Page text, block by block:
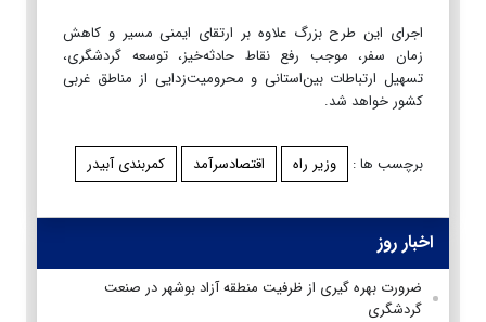
اجرای این طرح بزرگ علاوه بر ارتقای ایمنی مسیر و کاهش
زمان سفر، موجب رفع نقاط حادثه‌خیز، توسعه گردشگری،
تسهیل ارتباطات بین‌استانی و محرومیت‌زدایی از مناطق غربی
کشور خواهد شد.
برچسب ها : وزیر راه اقتصادسرآمد کمربندی آبیدر
اخبار روز
ضرورت بهره گیری از ظرفیت منطقه آزاد بوشهر در صنعت
گردشگری